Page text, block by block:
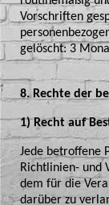
Vorschriften
gelöscht: 3
8. Rechte der
1) Recht auf
Jede betroffene
Richtlinien- und
dem für die
darüber zu